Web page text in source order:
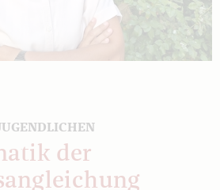
der